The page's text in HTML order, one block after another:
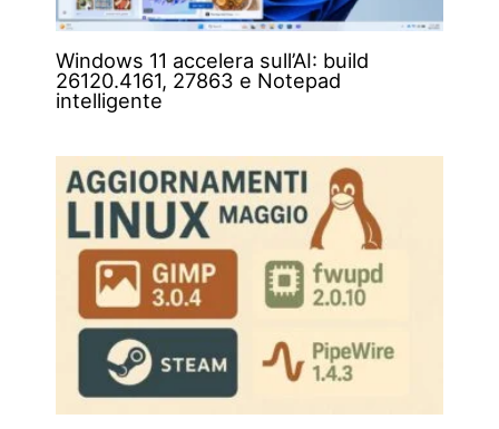
Windows 11 accelera sull’AI: build
26120.4161, 27863 e Notepad
intelligente